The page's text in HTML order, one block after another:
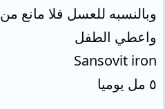
وبالنسبه للعسل فلا
واعطي الطفل
Sansovit iron
٥ مل يوميا